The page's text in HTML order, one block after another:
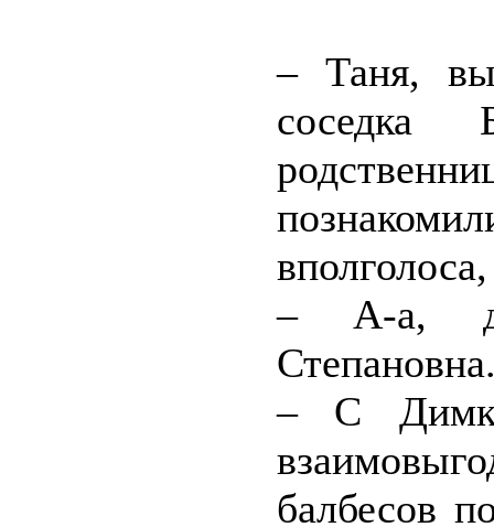
– Таня,
соседка
– А-а,
– С
балбесов